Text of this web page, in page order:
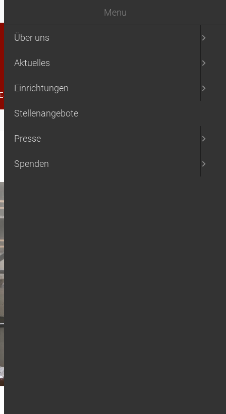
SPENDEN
Menu
Über uns
Aktuelles
Einrichtungen
Stellenangebote
Presse
Spenden